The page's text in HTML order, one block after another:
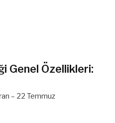
Genel Özellikleri:
– 22 Temmuz